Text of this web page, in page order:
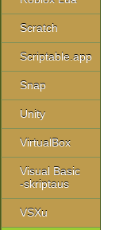
Scratch
Scriptable.app
Snap
Unity
VirtualBox
Visual Basic
-skriptaus
VSXu